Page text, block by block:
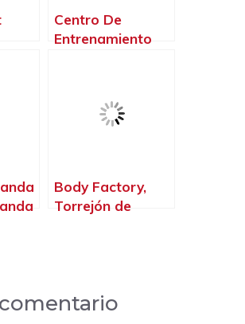
Centro De
Entrenamiento
Body Factory,
Torrejón de